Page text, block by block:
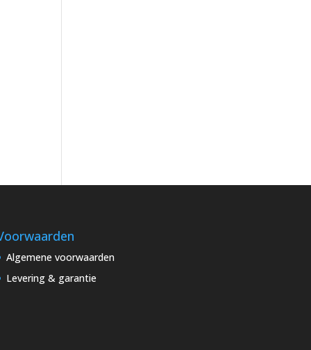
Algemene voorwaarden
Levering & garantie